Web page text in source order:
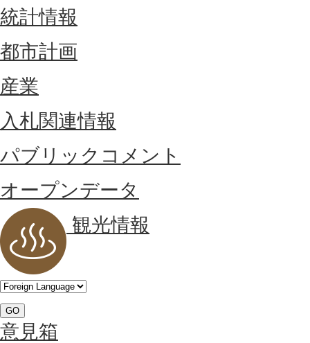
統計情報
都市計画
産業
入札関連情報
パブリックコメント
オープンデータ
観光情報
GO
意見箱